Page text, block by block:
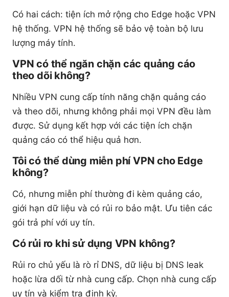
Có hai cách: tiện ích mở rộng cho Edge hoặc VPN
hệ thống. VPN hệ thống sẽ bảo vệ toàn bộ lưu
lượng máy tính.
VPN có thể ngăn chặn các quảng cáo
theo dõi không?
Nhiều VPN cung cấp tính năng chặn quảng cáo
và theo dõi, nhưng không phải mọi VPN đều làm
được. Sử dụng kết hợp với các tiện ích chặn
quảng cáo có thể hiệu quả hơn.
Tôi có thể dùng miễn phí VPN cho Edge
không?
Có, nhưng miễn phí thường đi kèm quảng cáo,
giới hạn dữ liệu và có rủi ro bảo mật. Ưu tiên các
gói trả phí với uy tín.
Có rủi ro khi sử dụng VPN không?
Rủi ro chủ yếu là rò rỉ DNS, dữ liệu bị DNS leak
hoặc lừa dối từ nhà cung cấp. Chọn nhà cung cấp
uy tín và kiểm tra định kỳ.